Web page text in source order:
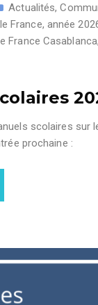
Actualités,
France, année
France Casablanca
scolaires sur
prochaine :